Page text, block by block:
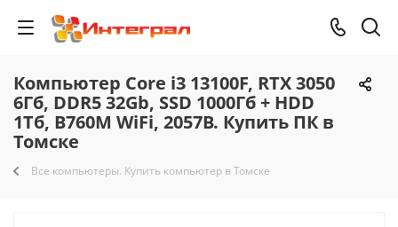
Компьютер Core i3 13100F, RTX 3050
6Гб, DDR5 32Gb, SSD 1000Гб + HDD
1Тб, B760M WiFi, 2057B. Купить ПК в
Томске
Все компьютеры. Купить компьютер в Томске